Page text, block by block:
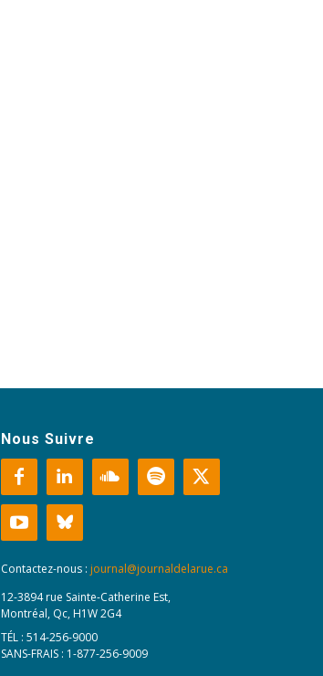
Nous Suivre
Contactez-nous : journal@journaldelarue.ca
12-3894 rue Sainte-Catherine Est,
Montréal, Qc, H1W 2G4
TÉL : 514-256-9000
SANS-FRAIS : 1-877-256-9009